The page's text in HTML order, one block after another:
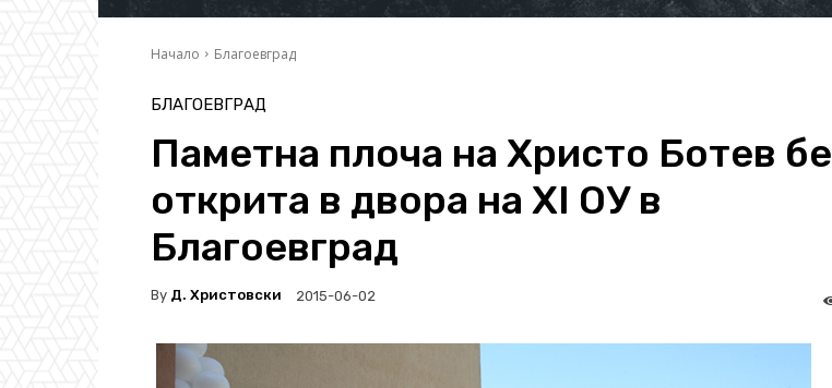
Начало Благоевград
БЛАГОЕВГРАД
Паметна плоча на Христо Ботев бе
открита в двора на XI ОУ в
Благоевград
By Д. Христовски 2015-06-02